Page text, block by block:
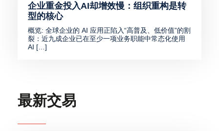
企业重金投入AI却增效慢：组织重构是转
型的核心
概览: 全球企业的 AI 应用正陷入“高普及、低价值”的割
裂：近九成企业已在至少一项业务职能中常态化使用
AI […]
最新交易